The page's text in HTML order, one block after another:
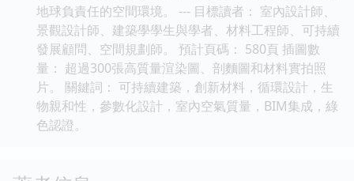
地球負責任的空間環境。 --- 目標讀者： 室內設計師、
景觀設計師、建築學學生與學者、材料工程師、可持續
發展顧問、空間規劃師。 預計頁碼： 580頁 插圖數
量： 超過300張高質量渲染圖、剖麵圖和材料實拍照
片。 關鍵詞： 可持續建築，創新材料，循環設計，生
物親和性，參數化設計，室內空氣質量，BIM集成，綠
色認證。